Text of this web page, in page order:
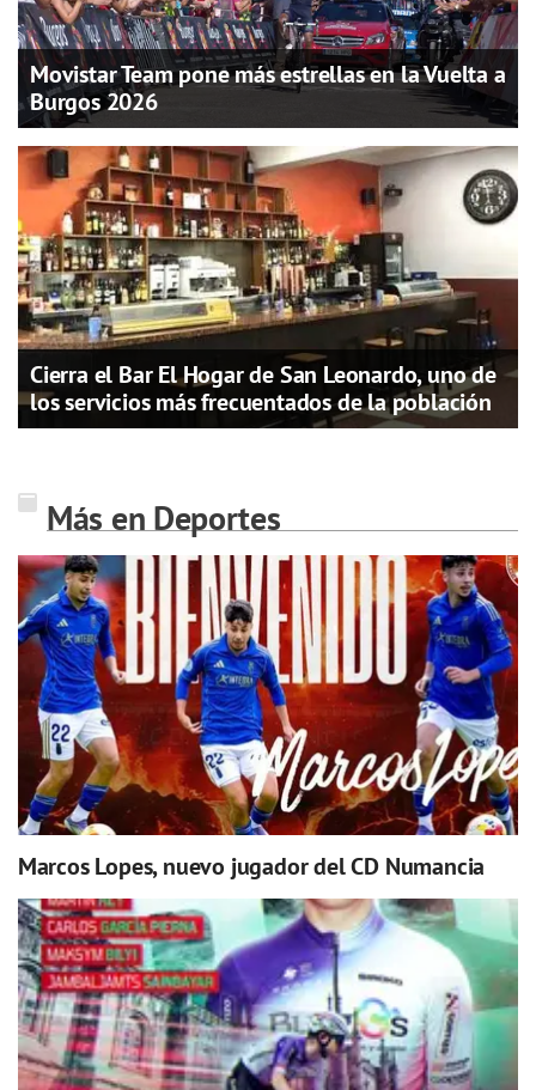
Movistar Team pone más estrellas en la Vuelta a
Burgos 2026
Cierra el Bar El Hogar de San Leonardo, uno de
los servicios más frecuentados de la población
Más en Deportes
Marcos Lopes, nuevo jugador del CD Numancia